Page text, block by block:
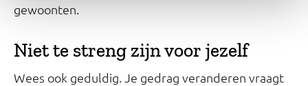
gewoonten.
Niet te streng zijn voor jezelf
Wees ook geduldig. Je gedrag veranderen vraagt